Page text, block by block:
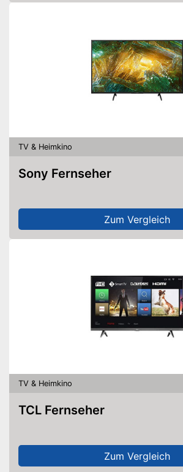
TV & Heimkino
Sony Fernseher
Zum Vergleich
TV & Heimkino
TCL Fernseher
Zum Vergleich